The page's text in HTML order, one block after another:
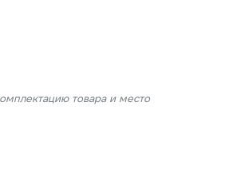
товара и место